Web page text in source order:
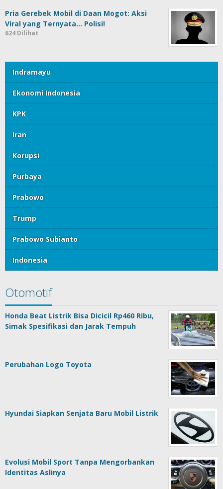
Pria Gerebek Mobil di Daan Mogot: Aksi
Viral yang Ternyata… Polisi!
624 Dilihat
Indramayu
Ekonomi Indonesia
KPK
Iran
Korupsi
Purbaya
Prabowo
Trump
Prabowo Subianto
Indonesia
Otomotif
Honda Beat Listrik Bisa Dicicil Rp460 Ribu,
Simak Spesifikasi dan Jarak Tempuh
Perubahan Logo Toyota
Hyundai Siapkan Senjata Baru Mobil Listrik
Evolusi Mobil Sport Tanpa Mengorbankan
Identitas Aslinya